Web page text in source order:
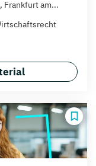
Frankfurt am...